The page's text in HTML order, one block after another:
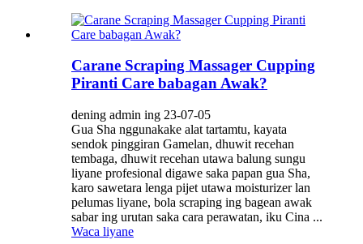
Carane Scraping Massager Cupping
Piranti Care babagan Awak?
dening admin ing 23-07-05
Gua Sha nggunakake alat tartamtu, kayata
sendok pinggiran Gamelan, dhuwit recehan
tembaga, dhuwit recehan utawa balung sungu
liyane profesional digawe saka papan gua Sha,
karo sawetara lenga pijet utawa moisturizer lan
pelumas liyane, bola scraping ing bagean awak
sabar ing urutan saka cara perawatan, iku Cina ...
Waca liyane